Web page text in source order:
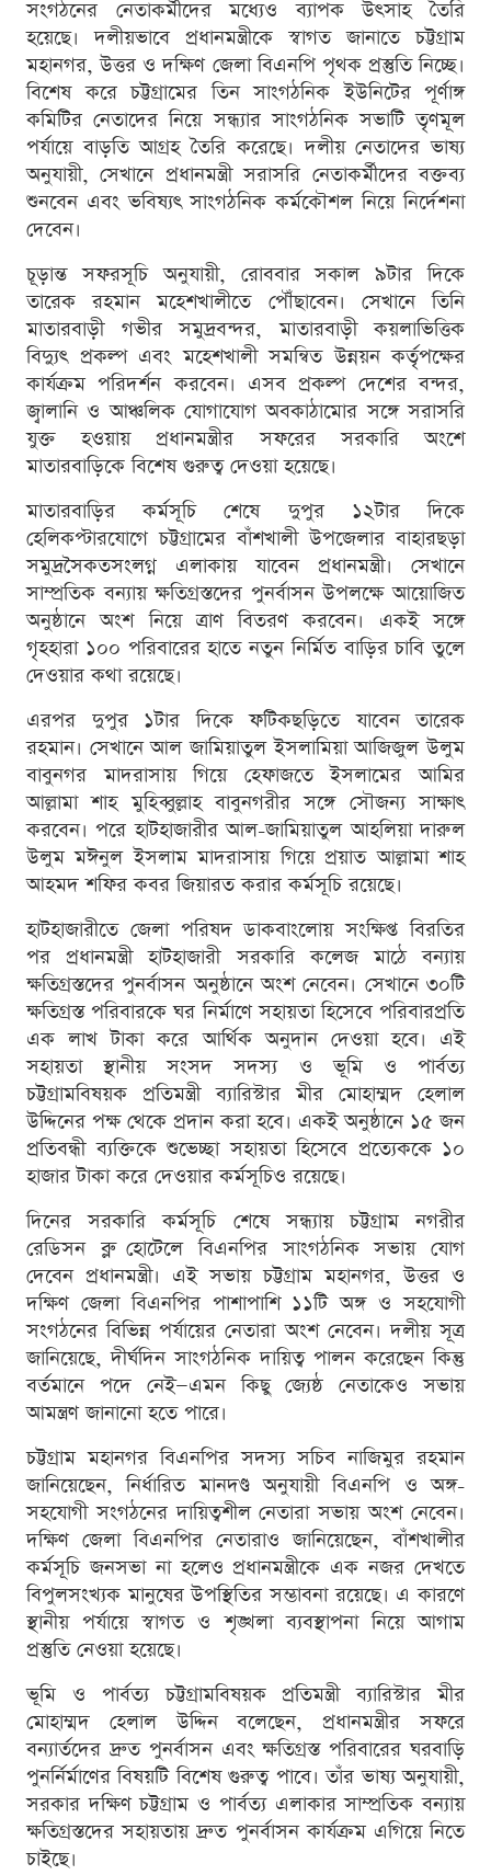
সংগঠনের নেতাকর্মীদের মধ্যেও ব্যাপক উৎসাহ তৈরি
হয়েছে। দলীয়ভাবে প্রধানমন্ত্রীকে স্বাগত জানাতে চট্টগ্রাম
মহানগর, উত্তর ও দক্ষিণ জেলা বিএনপি পৃথক প্রস্তুতি নিচ্ছে।
বিশেষ করে চট্টগ্রামের তিন সাংগঠনিক ইউনিটের পূর্ণাঙ্গ
কমিটির নেতাদের নিয়ে সন্ধ্যার সাংগঠনিক সভাটি তৃণমূল
পর্যায়ে বাড়তি আগ্রহ তৈরি করেছে। দলীয় নেতাদের ভাষ্য
অনুযায়ী, সেখানে প্রধানমন্ত্রী সরাসরি নেতাকর্মীদের বক্তব্য
শুনবেন এবং ভবিষ্যৎ সাংগঠনিক কর্মকৌশল নিয়ে নির্দেশনা
দেবেন।
চূড়ান্ত সফরসূচি অনুযায়ী, রোববার সকাল ৯টার দিকে
তারেক রহমান মহেশখালীতে পৌঁছাবেন। সেখানে তিনি
মাতারবাড়ী গভীর সমুদ্রবন্দর, মাতারবাড়ী কয়লাভিত্তিক
বিদ্যুৎ প্রকল্প এবং মহেশখালী সমন্বিত উন্নয়ন কর্তৃপক্ষের
কার্যক্রম পরিদর্শন করবেন। এসব প্রকল্প দেশের বন্দর,
জ্বালানি ও আঞ্চলিক যোগাযোগ অবকাঠামোর সঙ্গে সরাসরি
যুক্ত হওয়ায় প্রধানমন্ত্রীর সফরের সরকারি অংশে
মাতারবাড়িকে বিশেষ গুরুত্ব দেওয়া হয়েছে।
মাতারবাড়ির কর্মসূচি শেষে দুপুর ১২টার দিকে
হেলিকপ্টারযোগে চট্টগ্রামের বাঁশখালী উপজেলার বাহারছড়া
সমুদ্রসৈকতসংলগ্ন এলাকায় যাবেন প্রধানমন্ত্রী। সেখানে
সাম্প্রতিক বন্যায় ক্ষতিগ্রস্তদের পুনর্বাসন উপলক্ষে আয়োজিত
অনুষ্ঠানে অংশ নিয়ে ত্রাণ বিতরণ করবেন। একই সঙ্গে
গৃহহারা ১০০ পরিবারের হাতে নতুন নির্মিত বাড়ির চাবি তুলে
দেওয়ার কথা রয়েছে।
এরপর দুপুর ১টার দিকে ফটিকছড়িতে যাবেন তারেক
রহমান। সেখানে আল জামিয়াতুল ইসলামিয়া আজিজুল উলুম
বাবুনগর মাদরাসায় গিয়ে হেফাজতে ইসলামের আমির
আল্লামা শাহ মুহিব্বুল্লাহ বাবুনগরীর সঙ্গে সৌজন্য সাক্ষাৎ
করবেন। পরে হাটহাজারীর আল-জামিয়াতুল আহলিয়া দারুল
উলুম মঈনুল ইসলাম মাদরাসায় গিয়ে প্রয়াত আল্লামা শাহ
আহমদ শফির কবর জিয়ারত করার কর্মসূচি রয়েছে।
হাটহাজারীতে জেলা পরিষদ ডাকবাংলোয় সংক্ষিপ্ত বিরতির
পর প্রধানমন্ত্রী হাটহাজারী সরকারি কলেজ মাঠে বন্যায়
ক্ষতিগ্রস্তদের পুনর্বাসন অনুষ্ঠানে অংশ নেবেন। সেখানে ৩০টি
ক্ষতিগ্রস্ত পরিবারকে ঘর নির্মাণে সহায়তা হিসেবে পরিবারপ্রতি
এক লাখ টাকা করে আর্থিক অনুদান দেওয়া হবে। এই
সহায়তা স্থানীয় সংসদ সদস্য ও ভূমি ও পার্বত্য
চট্টগ্রামবিষয়ক প্রতিমন্ত্রী ব্যারিস্টার মীর মোহাম্মদ হেলাল
উদ্দিনের পক্ষ থেকে প্রদান করা হবে। একই অনুষ্ঠানে ১৫ জন
প্রতিবন্ধী ব্যক্তিকে শুভেচ্ছা সহায়তা হিসেবে প্রত্যেককে ১০
হাজার টাকা করে দেওয়ার কর্মসূচিও রয়েছে।
দিনের সরকারি কর্মসূচি শেষে সন্ধ্যায় চট্টগ্রাম নগরীর
রেডিসন ব্লু হোটেলে বিএনপির সাংগঠনিক সভায় যোগ
দেবেন প্রধানমন্ত্রী। এই সভায় চট্টগ্রাম মহানগর, উত্তর ও
দক্ষিণ জেলা বিএনপির পাশাপাশি ১১টি অঙ্গ ও সহযোগী
সংগঠনের বিভিন্ন পর্যায়ের নেতারা অংশ নেবেন। দলীয় সূত্র
জানিয়েছে, দীর্ঘদিন সাংগঠনিক দায়িত্ব পালন করেছেন কিন্তু
বর্তমানে পদে নেই—এমন কিছু জ্যেষ্ঠ নেতাকেও সভায়
আমন্ত্রণ জানানো হতে পারে।
চট্টগ্রাম মহানগর বিএনপির সদস্য সচিব নাজিমুর রহমান
জানিয়েছেন, নির্ধারিত মানদণ্ড অনুযায়ী বিএনপি ও অঙ্গ-
সহযোগী সংগঠনের দায়িত্বশীল নেতারা সভায় অংশ নেবেন।
দক্ষিণ জেলা বিএনপির নেতারাও জানিয়েছেন, বাঁশখালীর
কর্মসূচি জনসভা না হলেও প্রধানমন্ত্রীকে এক নজর দেখতে
বিপুলসংখ্যক মানুষের উপস্থিতির সম্ভাবনা রয়েছে। এ কারণে
স্থানীয় পর্যায়ে স্বাগত ও শৃঙ্খলা ব্যবস্থাপনা নিয়ে আগাম
প্রস্তুতি নেওয়া হয়েছে।
ভূমি ও পার্বত্য চট্টগ্রামবিষয়ক প্রতিমন্ত্রী ব্যারিস্টার মীর
মোহাম্মদ হেলাল উদ্দিন বলেছেন, প্রধানমন্ত্রীর সফরে
বন্যার্তদের দ্রুত পুনর্বাসন এবং ক্ষতিগ্রস্ত পরিবারের ঘরবাড়ি
পুনর্নির্মাণের বিষয়টি বিশেষ গুরুত্ব পাবে। তাঁর ভাষ্য অনুযায়ী,
সরকার দক্ষিণ চট্টগ্রাম ও পার্বত্য এলাকার সাম্প্রতিক বন্যায়
ক্ষতিগ্রস্তদের সহায়তায় দ্রুত পুনর্বাসন কার্যক্রম এগিয়ে নিতে
চাইছে।